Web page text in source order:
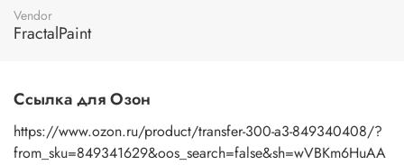
пальцами бумажную основу, сдвигаете ее на себя.
Рисунок остается на изделии. Сразу после нанесения
подойдет акриловый лак на водной основе, матовый,
глянцевый, полуглянцевый.
Vendor
FractalPaint
Ссылка для Озон
https://www.ozon.ru/product/transfer-300-a3-849340408/?
from_sku=849341629&oos_search=false&sh=wVBKm6HuAA